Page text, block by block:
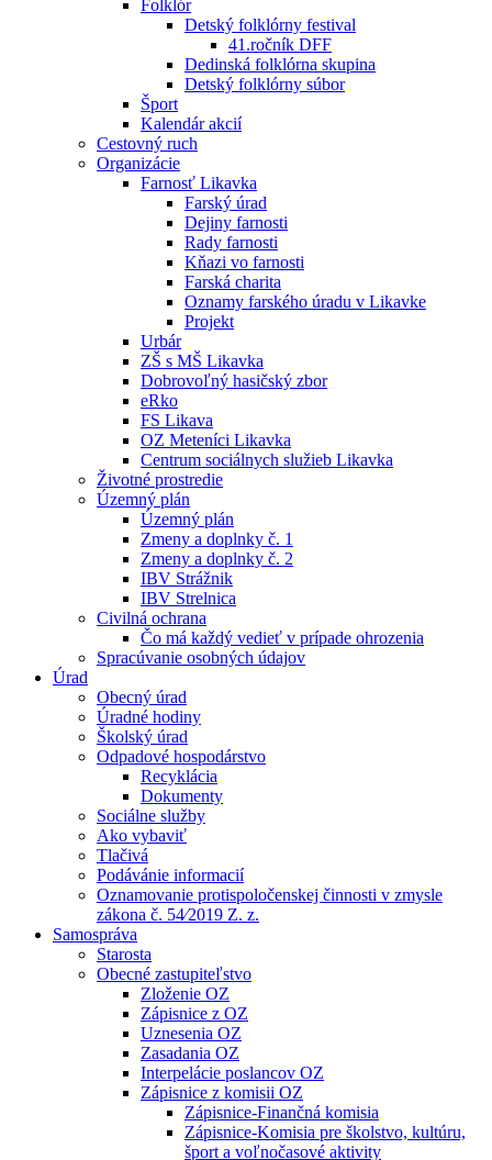
Folklór
Detský folklórny festival
41.ročník DFF
Dedinská folklórna skupina
Detský folklórny súbor
Šport
Kalendár akcií
Cestovný ruch
Organizácie
Farnosť Likavka
Farský úrad
Dejiny farnosti
Rady farnosti
Kňazi vo farnosti
Farská charita
Oznamy farského úradu v Likavke
Projekt
Urbár
ZŠ s MŠ Likavka
Dobrovoľný hasičský zbor
eRko
FS Likava
OZ Meteníci Likavka
Centrum sociálnych služieb Likavka
Životné prostredie
Územný plán
Územný plán
Zmeny a doplnky č. 1
Zmeny a doplnky č. 2
IBV Strážnik
IBV Strelnica
Civilná ochrana
Čo má každý vedieť v prípade ohrozenia
Spracúvanie osobných údajov
Úrad
Obecný úrad
Úradné hodiny
Školský úrad
Odpadové hospodárstvo
Recyklácia
Dokumenty
Sociálne služby
Ako vybaviť
Tlačivá
Podávánie informacií
Oznamovanie protispoločenskej činnosti v zmysle
zákona č. 54⁄2019 Z. z.
Samospráva
Starosta
Obecné zastupiteľstvo
Zloženie OZ
Zápisnice z OZ
Uznesenia OZ
Zasadania OZ
Interpelácie poslancov OZ
Zápisnice z komisii OZ
Zápisnice-Finančná komisia
Zápisnice-Komisia pre školstvo, kultúru,
šport a voľnočasové aktivity